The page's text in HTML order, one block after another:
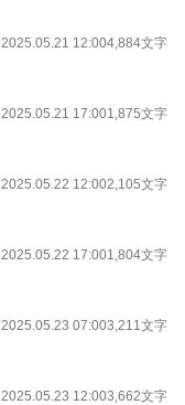
2025.05.21 12:004,884文字
2025.05.21 17:001,875文字
2025.05.22 12:002,105文字
2025.05.22 17:001,804文字
2025.05.23 07:003,211文字
2025.05.23 12:003,662文字